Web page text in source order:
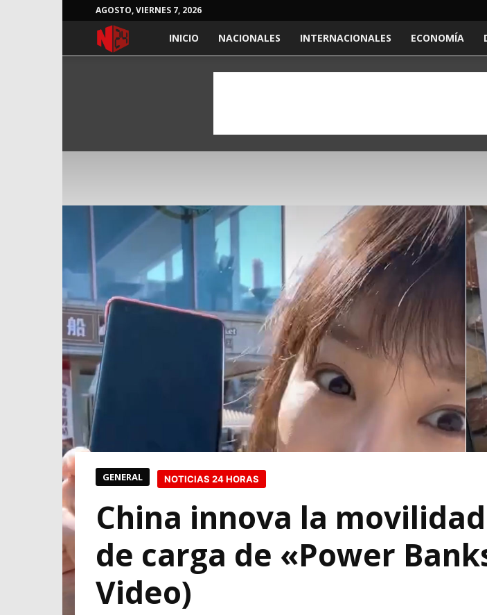
AGOSTO, VIERNES 7, 2026
NOTICIASINICIO NACIONALES INTERNACIONALES ECONOMÍA
GENERAL NOTICIAS 24 HORAS
China innova la
de carga de «Power
Video)